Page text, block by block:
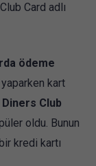
Card adlı
ödeme
kart
Diners Club
oldu. Bunun
kredi kartı